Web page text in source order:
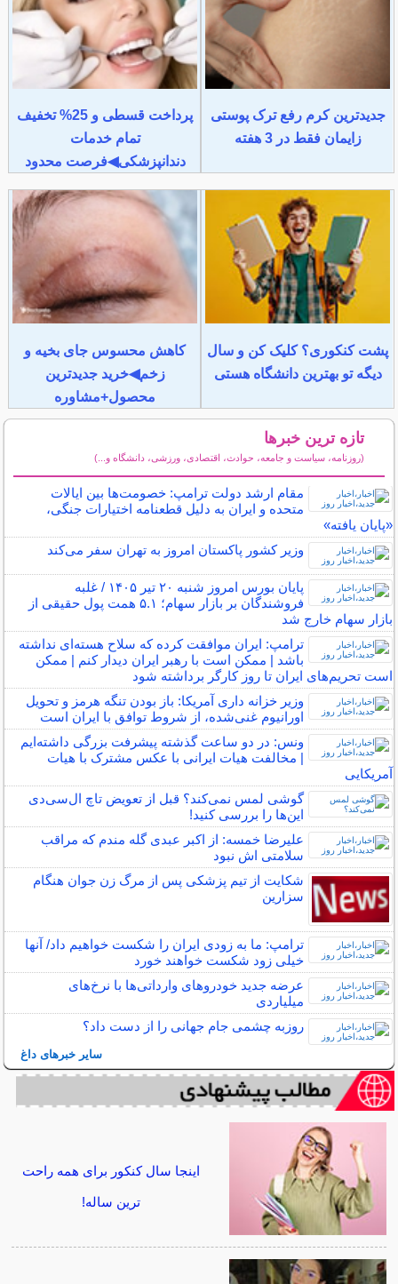
جدیدترین کرم رفع ترک پوستی
زایمان فقط در 3 هفته
پرداخت قسطی و 25% تخفیف
تمام خدمات
دندانپزشکی◀فرصت محدود
پشت کنکوری؟ کلیک کن و سال
دیگه تو بهترین دانشگاه هستی
کاهش محسوس جای بخیه و
زخم◀خرید جدیدترین
محصول+مشاوره
تازه ترین خبرها
(روزنامه، سیاست و جامعه، حوادث، اقتصادی، ورزشی، دانشگاه و...)
مقام ارشد دولت ترامپ: خصومت‌ها بین ایالات
متحده و ایران به دلیل قطعنامه اختیارات جنگی،
«پایان یافته»
وزیر کشور پاکستان امروز به تهران سفر می‌کند
پایان بورس امروز شنبه ۲۰ تیر ۱۴۰۵ / غلبه
فروشندگان بر بازار سهام؛ ۵.۱ همت پول حقیقی از
بازار سهام خارج شد
ترامپ: ایران موافقت کرده که سلاح هسته‌ای نداشته
باشد | ممکن است با رهبر ایران دیدار کنم | ممکن
است تحریم‌های ایران تا روز کارگر برداشته شود
وزیر خزانه داری آمریکا: باز بودن تنگه هرمز و تحویل
اورانیوم غنی‌شده، از شروط توافق با ایران است
ونس: در دو ساعت گذشته پیشرفت بزرگی داشته‌ایم
| مخالفت هیات ایرانی با عکس مشترک با هیات
آمریکایی
گوشی لمس نمی‌کند؟ قبل از تعویض تاچ ال‌سی‌دی
این‌ها را بررسی کنید!
علیرضا خمسه: از اکبر عبدی گله مندم که مراقب
سلامتی اش نبود
شکایت از تیم پزشکی پس از مرگ زن جوان هنگام
سزارین
ترامپ: ما به زودی ایران را شکست خواهیم داد/ آنها
خیلی زود شکست خواهند خورد
عرضه جدید خودروهای وارداتی‌ها با نرخ‌های
میلیاردی
روزبه چشمی جام جهانی را از دست داد؟
سایر خبرهای داغ
اینجا سال کنکور برای همه راحت
ترین ساله!